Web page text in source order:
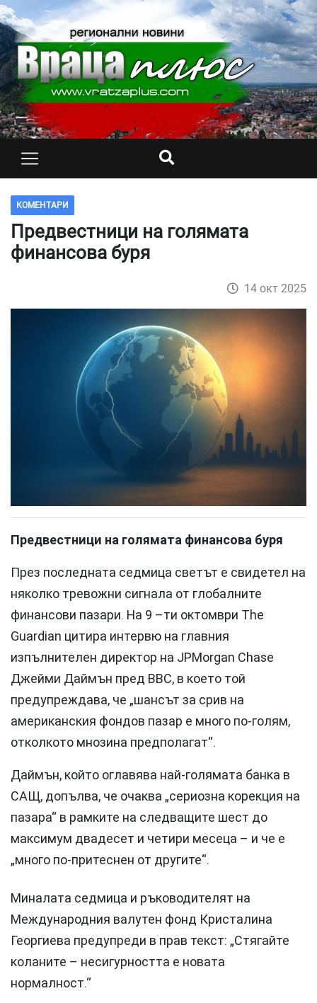
КОМЕНТАРИ
Предвестници на голямата
финансова буря
14 окт 2025
Предвестници на голямата финансова буря
През последната седмица светът е свидетел на
няколко тревожни сигнала от глобалните
финансови пазари. На 9 –ти октомври The
Guardian цитира интервю на главния
изпълнителен директор на JPMorgan Chase
Джейми Даймън пред BBC, в което той
предупреждава, че „шансът за срив на
американския фондов пазар е много по-голям,
отколкото мнозина предполагат“.
Даймън, който оглавява най-голямата банка в
САЩ, допълва, че очаква „сериозна корекция на
пазара“ в рамките на следващите шест до
максимум двадесет и четири месеца – и че е
„много по-притеснен от другите“.
Миналата седмица и ръководителят на
Международния валутен фонд Кристалина
Георгиева предупреди в прав текст: „Стягайте
коланите – несигурността е новата
нормалност.“